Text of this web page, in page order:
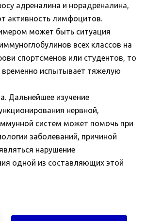
адреналина и норадреналина,
активность лимфоцитов.
может быть ситуация
всех классов на
спортсменов или студентов, то
временно испытывает тяжелую
Дальнейшее изучение
нервной,
систем может помочь при
заболеваний, причиной
нарушение
одной из составляющих этой